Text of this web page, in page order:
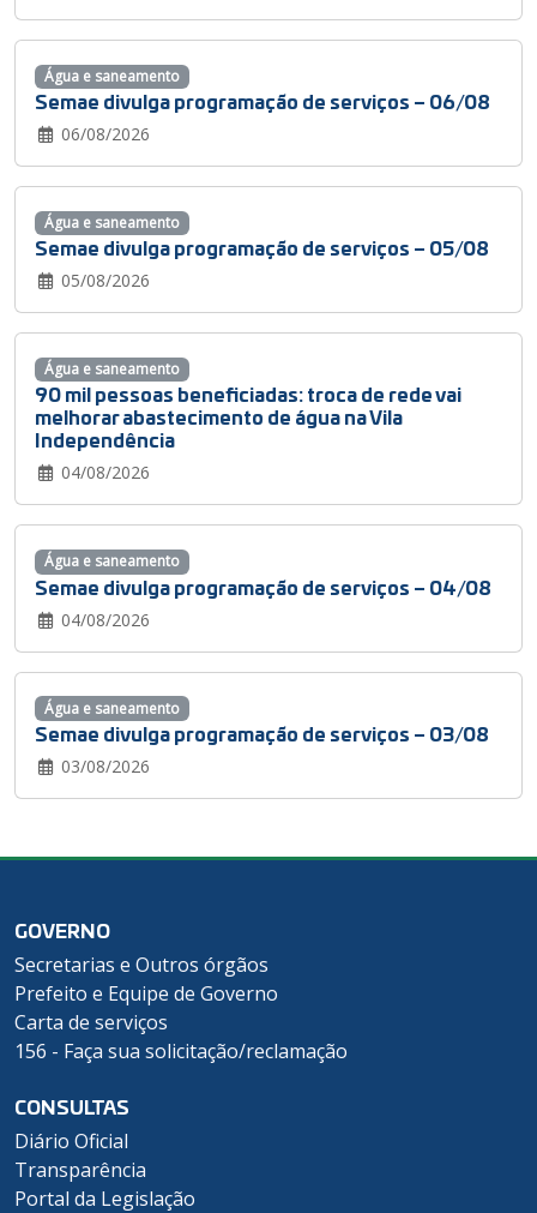
Semae divulga programação de serviços – 06/08
06/08/2026
Água e saneamento
Semae divulga programação de serviços – 05/08
05/08/2026
Água e saneamento
90 mil pessoas beneficiadas: troca de rede vai
melhorar abastecimento de água na Vila
Independência
04/08/2026
Água e saneamento
Semae divulga programação de serviços – 04/08
04/08/2026
Água e saneamento
Semae divulga programação de serviços – 03/08
03/08/2026
Água e saneamento
GOVERNO
Secretarias e Outros órgãos
Prefeito e Equipe de Governo
Carta de serviços
156 - Faça sua solicitação/reclamação
CONSULTAS
Diário Oficial
Transparência
Portal da Legislação